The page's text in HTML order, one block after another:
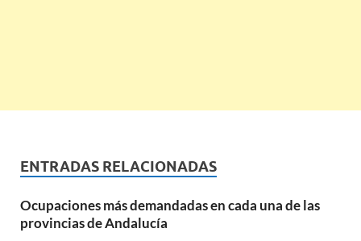
ENTRADAS RELACIONADAS
Ocupaciones más demandadas en cada una de las
provincias de Andalucía